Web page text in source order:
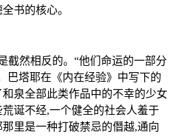
书的核心。
截然相反的。“他们命运的一部分
巴塔耶在《内在经验》中写下的
泉全部此类作品中的不幸的少女
诞不经,一个健全的社会人羞于
里是一种打破禁忌的僭越,通向